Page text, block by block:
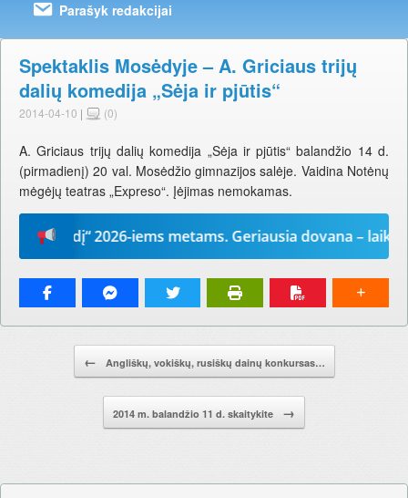
Parašyk redakcijai
Spektaklis Mosėdyje – A. Griciaus trijų
dalių komedija „Sėja ir pjūtis“
2014-04-10 | (0)
A. Griciaus trijų dalių komedija „Sėja ir pjūtis“ balandžio 14 d.
(pirmadienį) 20 val. Mosėdžio gimnazijos salėje. Vaidina Notėnų
mėgėjų teatras „Expreso“. Įėjimas nemokamas.
žodį“ 2026-iems metams. Geriausia dovana –
Pranešimo navigacija.
← Angliškų, vokiškų, rusiškų dainų konkursas…
2014 m. balandžio 11 d. skaitykite →